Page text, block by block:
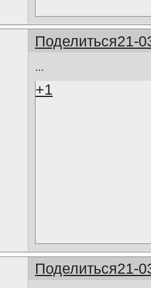
Поделиться21-
...
+1
Поделиться21-